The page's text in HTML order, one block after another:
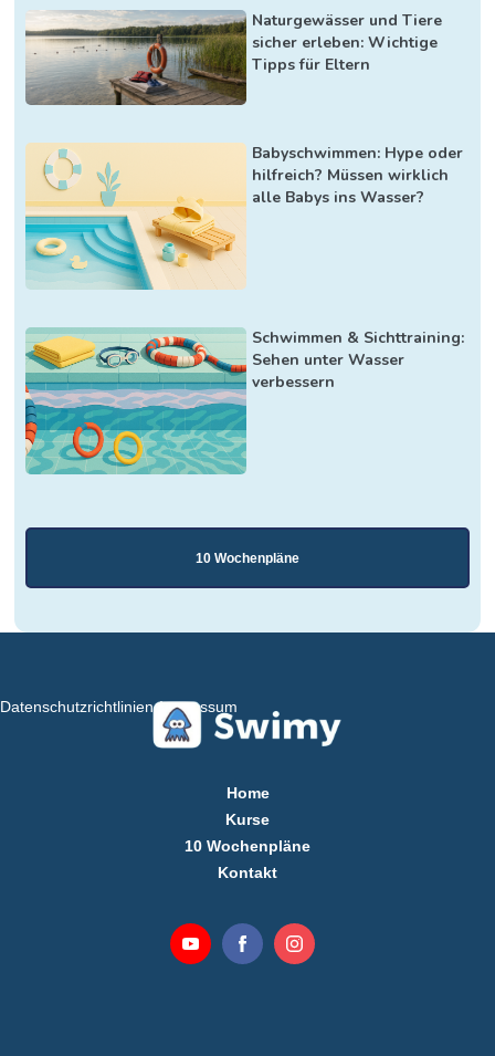
Naturgewässer und Tiere
sicher erleben: Wichtige
Tipps für Eltern
Babyschwimmen: Hype oder
hilfreich? Müssen wirklich
alle Babys ins Wasser?
Schwimmen & Sichttraining:
Sehen unter Wasser
verbessern
10 Wochenpläne
Datenschutzrichtlinien Impressum
Home
Kurse
10 Wochenpläne
Kontakt